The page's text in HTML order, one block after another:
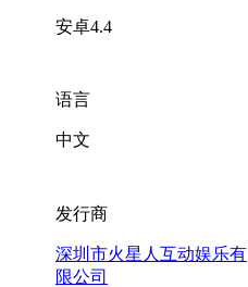
安卓4.4
语言
中文
发行商
深圳市火星人互动娱乐有
限公司